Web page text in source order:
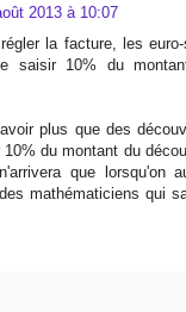
2013 à 10:07
la facture, les
saisir 10% du
plus que des
du montant du
que lorsqu'on
mathématiciens qui